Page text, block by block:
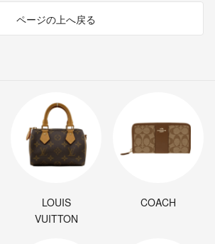
ページの上へ戻る
LOUIS
VUITTON
COACH